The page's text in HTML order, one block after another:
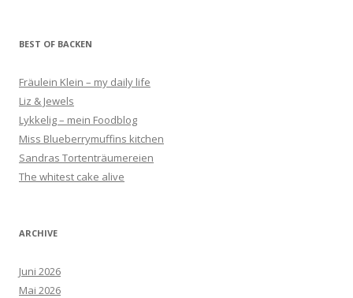
BEST OF BACKEN
Fräulein Klein – my daily life
Liz & Jewels
Lykkelig – mein Foodblog
Miss Blueberrymuffins kitchen
Sandras Tortenträumereien
The whitest cake alive
ARCHIVE
Juni 2026
Mai 2026